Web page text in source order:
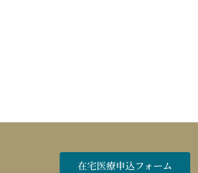
在宅医療申込フォーム